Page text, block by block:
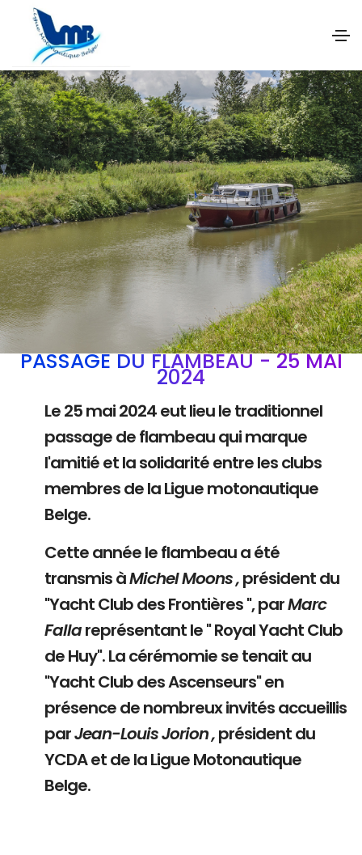
PASSAGE DU FLAMBEAU - 25 MAI
2024
Le 25 mai 2024 eut lieu le traditionnel
passage de flambeau qui marque
l'amitié et la solidarité entre les clubs
membres de la Ligue motonautique
Belge.
Cette année le flambeau a été
transmis àMichel Moons ,président du
"Yacht Club des Frontières ", parMarc
Fallareprésentant le " Royal Yacht Club
de Huy". La cérémomie se tenait au
"Yacht Club des Ascenseurs" en
présence de nombreux invités accueillis
parJean-Louis Jorion ,président du
YCDA et de la Ligue Motonautique
Belge.